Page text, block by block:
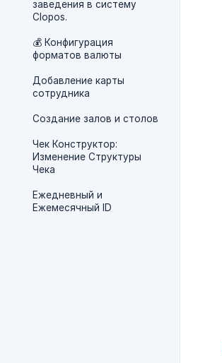
заведения в систему
Clopos.
💰 Конфигурация
форматов валюты
Добавление карты
сотрудника
Создание залов и столов
Чек Конструктор:
Изменение Структуры
Чека
Ежедневный и
Ежемесячный ID